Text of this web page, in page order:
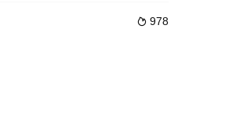
上
坚强而乐观，独立又向上。从盲人学校毕业之
已久的湖边小屋，因为这里即将被出售给他人
 978